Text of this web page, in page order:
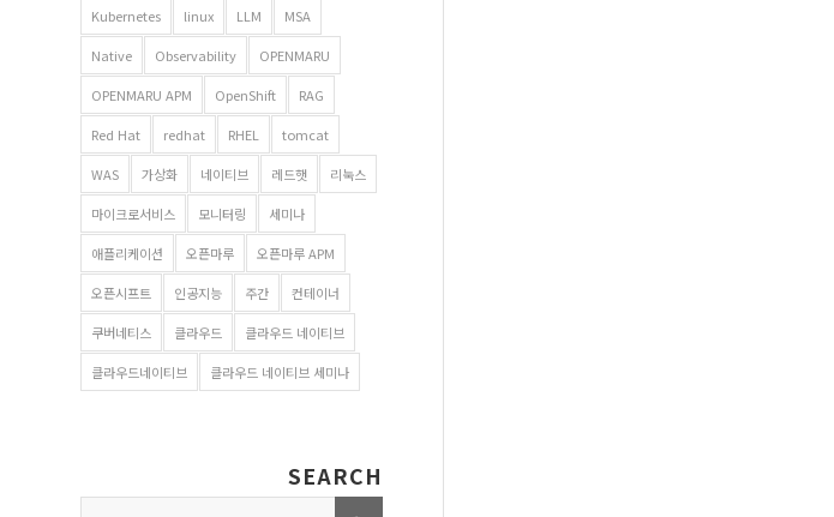
Kubernetes linux LLM MSA
Native Observability OPENMARU
OPENMARU APM OpenShift RAG
Red Hat redhat RHEL tomcat
WAS 가상화 네이티브 레드햇 리눅스
마이크로서비스 모니터링 세미나
애플리케이션 오픈마루 오픈마루 APM
오픈시프트 인공지능 주간 컨테이너
쿠버네티스 클라우드 클라우드 네이티브
클라우드네이티브 클라우드 네이티브 세미나
SEARCH